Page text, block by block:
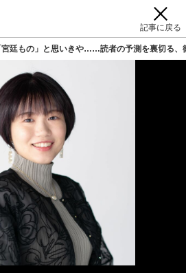
記事に戻る
宮廷もの」と思いきや……読者の予測を裏切る、